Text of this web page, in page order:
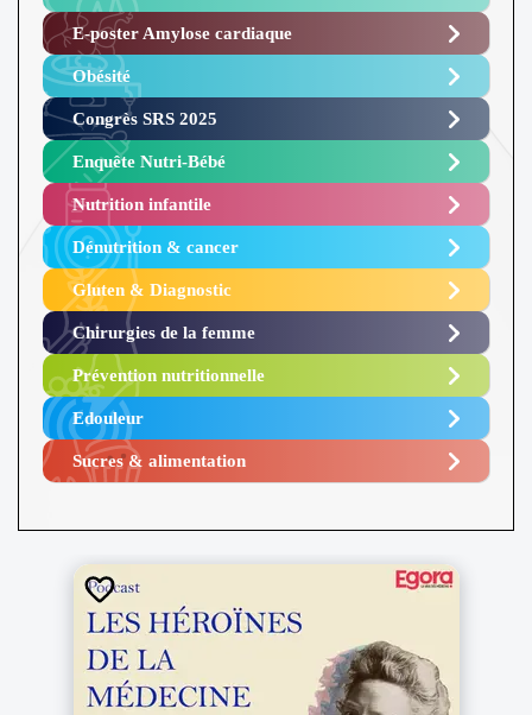
E-poster Amylose cardiaque ​
Obésité ​
Congrès SRS 2025 ​
Enquête Nutri-Bébé ​
Nutrition infantile
Dénutrition & cancer
Gluten & Diagnostic
Chirurgies de la femme
Prévention nutritionnelle
Edouleur​
Sucres & alimentation​